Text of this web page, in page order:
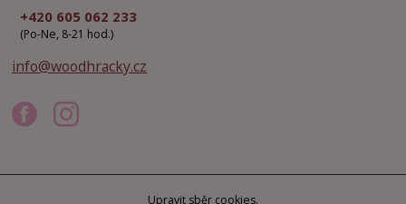
+420 605 062 233
(Po-Ne, 8-21 hod.)
info@woodhracky.cz
Upravit sběr cookies.